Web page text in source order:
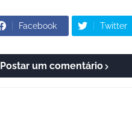
Facebook Twitter
Postar um comentário